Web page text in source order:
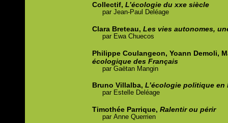
Collectif,L’écologie du xxe siècle
parJean-Paul Deléage
Clara Breteau,Les vies autonomes,
par EwaChuecos
Philippe Coulangeon, Yoann Demoli,
écologique des Français
parGaëtan Mangin
Bruno Villalba,L’écologie politique en
par Estelle Deléage
Timothée Parrique,Ralentir ou périr
parAnne Querrien